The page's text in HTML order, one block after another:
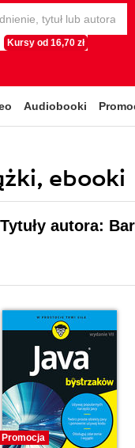
Kursy od 16,70 zł
Audiobooki
ebooki
Tytuły autora:
Promocja